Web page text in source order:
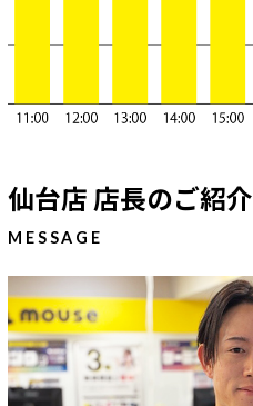
仙台店 店長のご紹介
MESSAGE